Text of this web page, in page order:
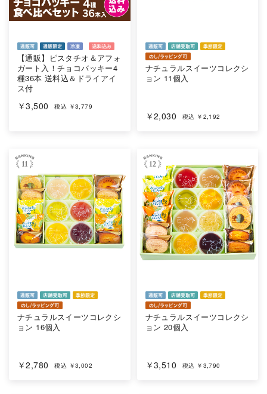
【通販】ピスタチオ＆アフォ
ガート入！チョコバッキー4
種36本 送料込＆ドライアイ
ス付
￥3,500 税込 ￥3,779
ナチュラルスイーツコレクシ
ョン 11個入
￥2,030 税込 ￥2,192
11
ナチュラルスイーツコレクシ
ョン 16個入
￥2,780 税込 ￥3,002
12
ナチュラルスイーツコレクシ
ョン 20個入
￥3,510 税込 ￥3,790